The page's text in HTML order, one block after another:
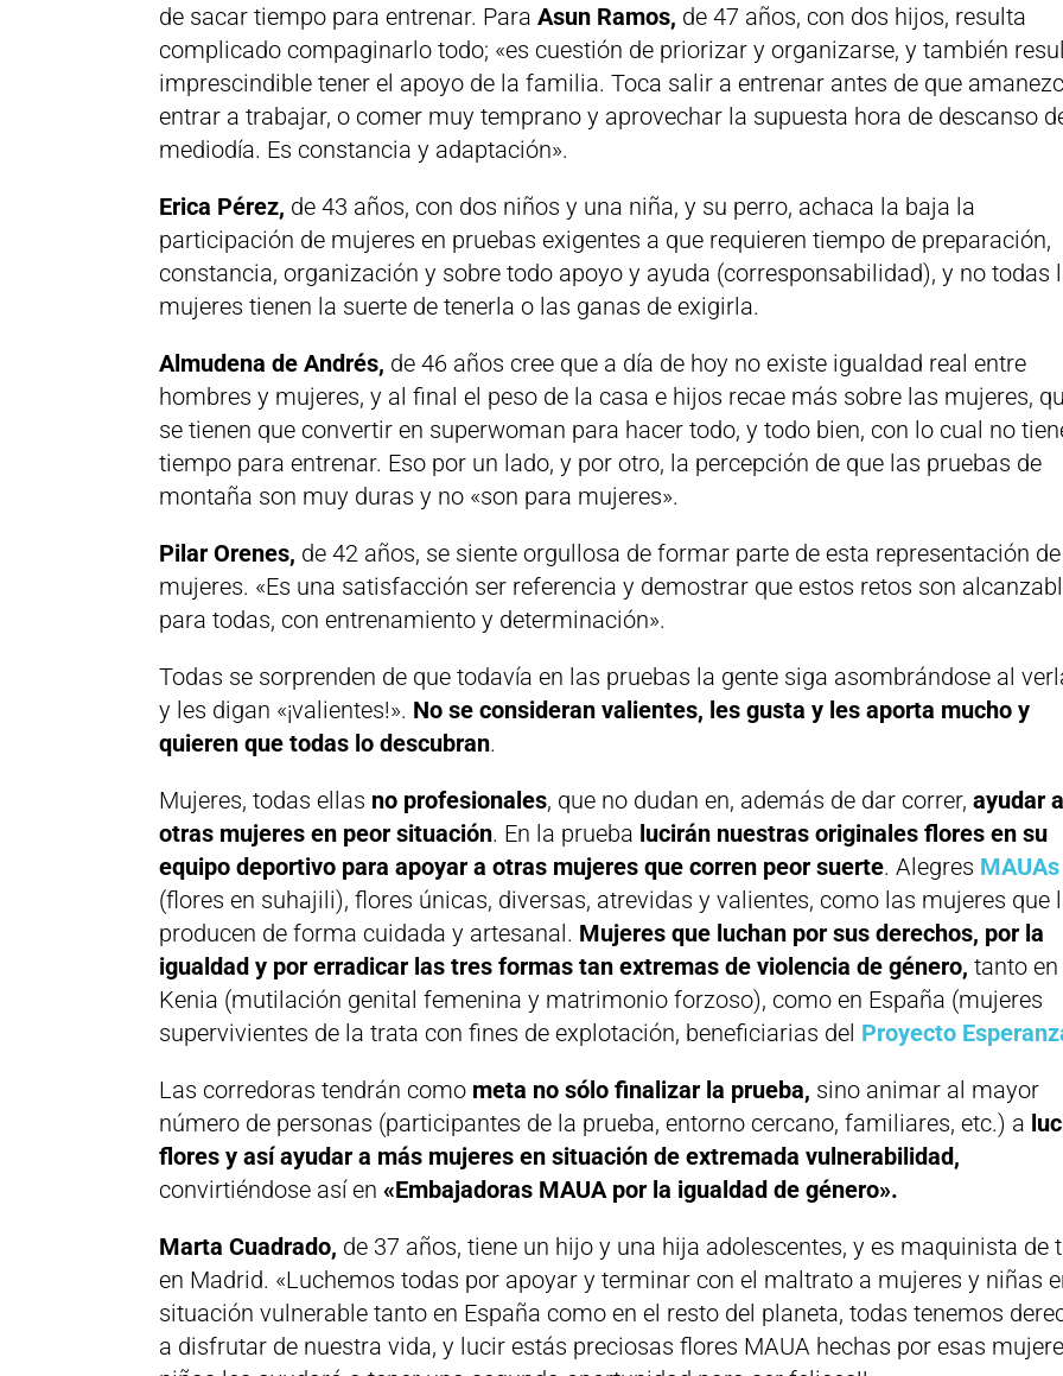
de sacar tiempo para entrenar. ParaAsun Ramos, de 47 años, con dos hijos, resulta
complicado compaginarlo todo; «es cuestión de priorizar y organizarse, y también
imprescindible tener el apoyo de la familia. Toca salir a entrenar antes de que
entrar a trabajar, o comer muy temprano y aprovechar la supuesta hora de descanso
mediodía. Es constancia y adaptación».
Erica Pérez, de 43 años, con dos niños y una niña, y su perro, achaca la baja la
participación de mujeres en pruebas exigentes a que requieren tiempo de preparación,
constancia, organización y sobre todo apoyo y ayuda (corresponsabilidad), y no todas
mujeres tienen la suerte de tenerla o las ganas de exigirla.
Almudena de Andrés, de 46 años cree que a día de hoy no existe igualdad real entre
hombres y mujeres, y al final el peso de la casa e hijos recae más sobre las mujeres,
se tienen que convertir en superwoman para hacer todo, y todo bien, con lo cual no
tiempo para entrenar. Eso por un lado, y por otro, la percepción de que las pruebas de
montaña son muy duras y no «son para mujeres».
Pilar Orenes, de 42 años, se siente orgullosa de formar parte de esta representación de
mujeres. «Es una satisfacción ser referencia y demostrar que estos retos son
para todas, con entrenamiento y determinación».
Todas se sorprenden de que todavía en las pruebas la gente siga asombrándose al
y les digan «¡valientes!». No se consideran valientes, les gusta y les aporta mucho y
quieren que todas lo descubran.
Mujeres, todas ellas no profesionales, que no dudan en, además de dar correr,ayudar a
otras mujeres en peor situación. En la prueba lucirán nuestras originales flores en su
equipo deportivo para apoyar a otras mujeres que corren peor suerte. Alegres MAUAs
(flores en suhajili), flores únicas, diversas, atrevidas y valientes, como las mujeres que
producen de forma cuidada y artesanal. Mujeres que luchan por sus derechos, por la
igualdad y por erradicar las tres formas tan extremas de violencia de género, tanto en
Kenia (mutilación genital femenina y matrimonio forzoso), como en España (mujeres
supervivientes de la trata con fines de explotación, beneficiarias del Proyecto
Las corredoras tendrán como meta no sólo finalizar la prueba, sino animar al mayor
número de personas (participantes de la prueba, entorno cercano, familiares, etc.) a
flores y así ayudar a más mujeres en situación de extremada vulnerabilidad,
convirtiéndose así en «Embajadoras MAUA por la igualdad de género».
Marta Cuadrado, de 37 años, tiene un hijo y una hija adolescentes, y es maquinista de
en Madrid. «Luchemos todas por apoyar y terminar con el maltrato a mujeres y niñas
situación vulnerable tanto en España como en el resto del planeta, todas tenemos
a disfrutar de nuestra vida, y lucir estás preciosas flores MAUA hechas por esas